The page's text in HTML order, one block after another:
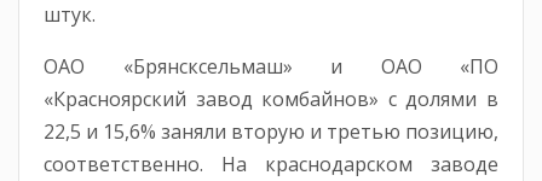
штук.
ОАО «Брянсксельмаш» и ОАО «ПО
«Красноярский завод комбайнов» с долями в
22,5 и 15,6% заняли вторую и третью позицию,
соответственно. На краснодарском заводе